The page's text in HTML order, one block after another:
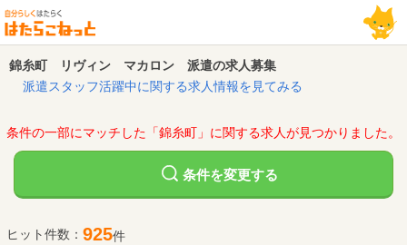
錦糸町 リヴィン マカロン 派遣の求人募集
派遣スタッフ活躍中に関する求人情報を見てみる
条件の一部にマッチした「錦糸町」に関する求人が見つかりました。
条件を変更する
ヒット件数： 925件